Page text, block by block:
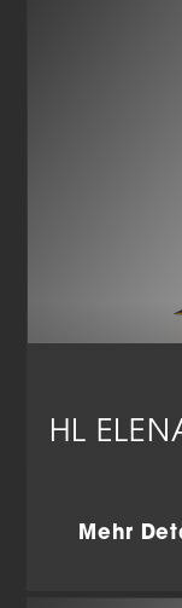
HL
Mehr